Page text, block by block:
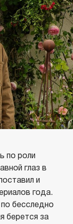
по роли
глаз в
и
года.
бесследно
берется за